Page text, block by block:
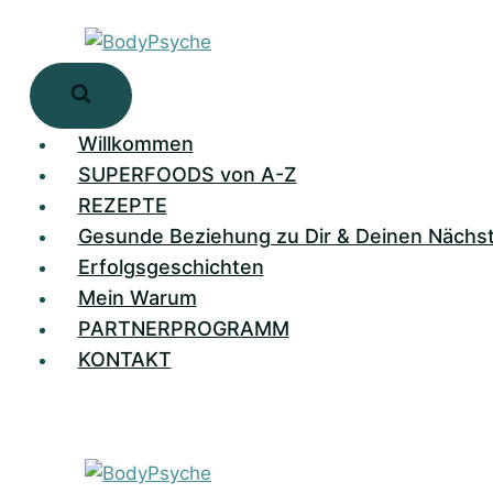
springen
Willkommen
SUPERFOODS von A-Z
REZEPTE
Gesunde Beziehung zu Dir & Deinen
Erfolgsgeschichten
Mein Warum
PARTNERPROGRAMM
KONTAKT